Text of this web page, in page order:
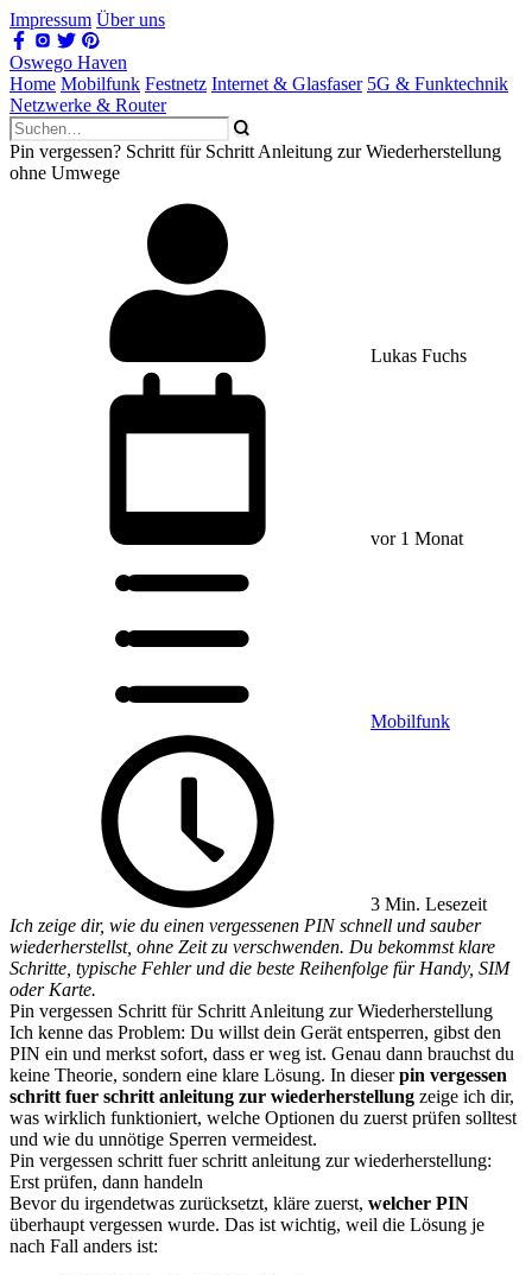
Impressum Über uns
Oswego Haven
Home Mobilfunk Festnetz Internet & Glasfaser 5G & Funktechnik
Netzwerke & Router
Pin vergessen? Schritt für Schritt Anleitung zur Wiederherstellung
ohne Umwege
Lukas Fuchs
vor 1 Monat
Mobilfunk
3 Min. Lesezeit
Ich zeige dir, wie du einen vergessenen PIN schnell und sauber
wiederherstellst, ohne Zeit zu verschwenden. Du bekommst klare
Schritte, typische Fehler und die beste Reihenfolge für Handy, SIM
oder Karte.
Pin vergessen Schritt für Schritt Anleitung zur Wiederherstellung
Ich kenne das Problem: Du willst dein Gerät entsperren, gibst den
PIN ein und merkst sofort, dass er weg ist. Genau dann brauchst du
keine Theorie, sondern eine klare Lösung. In dieserpin vergessen
schritt fuer schritt anleitung zur wiederherstellung zeige ich dir,
was wirklich funktioniert, welche Optionen du zuerst prüfen solltest
und wie du unnötige Sperren vermeidest.
Pin vergessen schritt fuer schritt anleitung zur wiederherstellung:
Erst prüfen, dann handeln
Bevor du irgendetwas zurücksetzt, kläre zuerst, welcher PIN
überhaupt vergessen wurde. Das ist wichtig, weil die Lösung je
nach Fall anders ist: